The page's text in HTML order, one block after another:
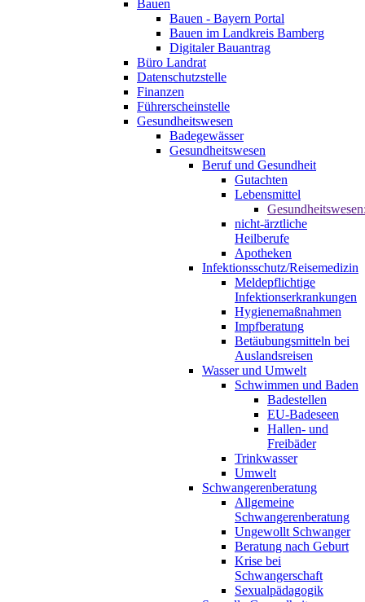
Bauen
Bauen - Bayern Portal
Bauen im Landkreis Bamberg
Digitaler Bauantrag
Büro Landrat
Datenschutzstelle
Finanzen
Führerscheinstelle
Gesundheitswesen
Badegewässer
Gesundheitswesen
Beruf und Gesundheit
Gutachten
Lebensmittel
nicht-ärztliche
Heilberufe
Apotheken
Infektionsschutz/Reisemedizin
Meldepflichtige
Infektionserkrankungen
Hygienemaßnahmen
Impfberatung
Betäubungsmitteln bei
Auslandsreisen
Wasser und Umwelt
Schwimmen und Baden
Badestellen
EU-Badeseen
Hallen- und
Freibäder
Trinkwasser
Umwelt
Schwangerenberatung
Allgemeine
Schwangerenberatung
Ungewollt Schwanger
Beratung nach Geburt
Krise bei
Schwangerschaft
Sexualpädagogik